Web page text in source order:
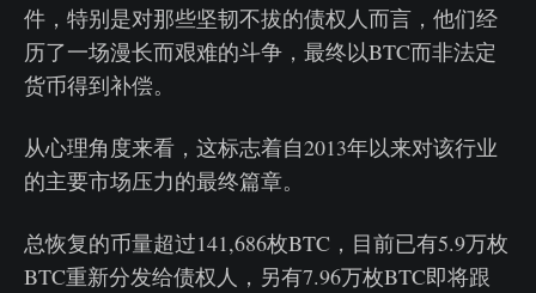
件，特别是对那些坚韧不拔的债权人而言，他们经
历了一场漫长而艰难的斗争，最终以BTC而非法定
货币得到补偿。
从心理角度来看，这标志着自2013年以来对该行业
的主要市场压力的最终篇章。
总恢复的币量超过141,686枚BTC，目前已有5.9万枚
BTC重新分发给债权人，另有7.96万枚BTC即将跟